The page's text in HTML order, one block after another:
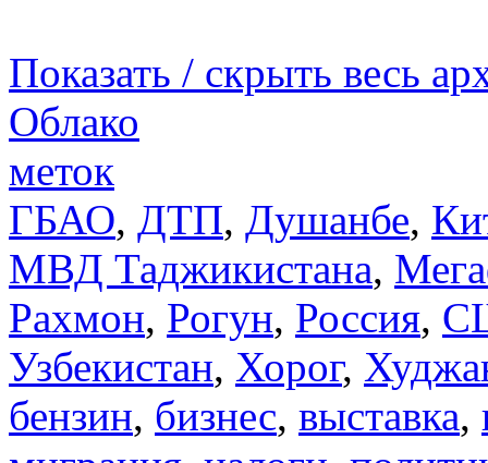
Показать / скрыть весь
Облако
меток
ГБАО, ДТП, Душанбе,
МВД Таджикистана,
Рахмон, Рогун, Россия,
Узбекистан, Хорог,
бензин, бизнес, выставка,